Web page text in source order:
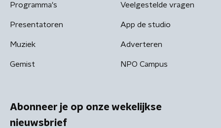
Programma's
Presentatoren
Muziek
Gemist
Veelgestelde vragen
App de studio
Adverteren
NPO Campus
Abonneer je op onze wekelijkse
nieuwsbrief